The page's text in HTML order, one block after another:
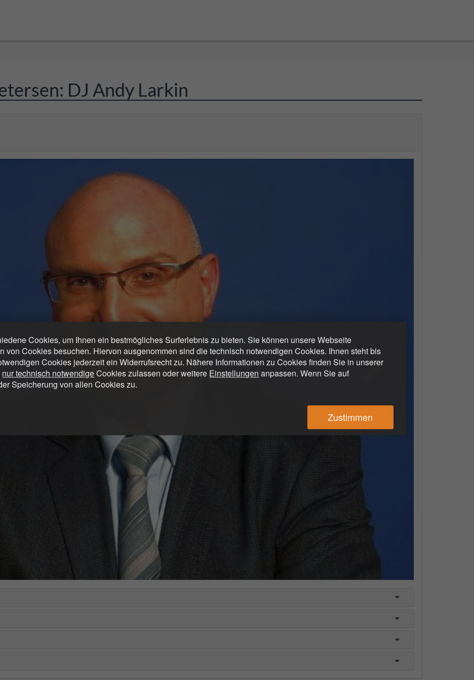
Cookies, um Ihnen ein bestmögliches Surferlebnis zu bieten. Sie können unsere Webseite
von Cookies besuchen. Hiervon ausgenommen sind die technisch notwendigen Cookies. Ihnen steht bis
Cookies jederzeit ein Widerrufsrecht zu. Nähere Informationen zu Cookies finden Sie in unserer
nur technisch notwendigeCookies zulassen oder weitere Einstellungen anpassen. Wenn Sie auf
Speicherung von allen Cookies zu.
Zustimmen
DJ Andy Larkin